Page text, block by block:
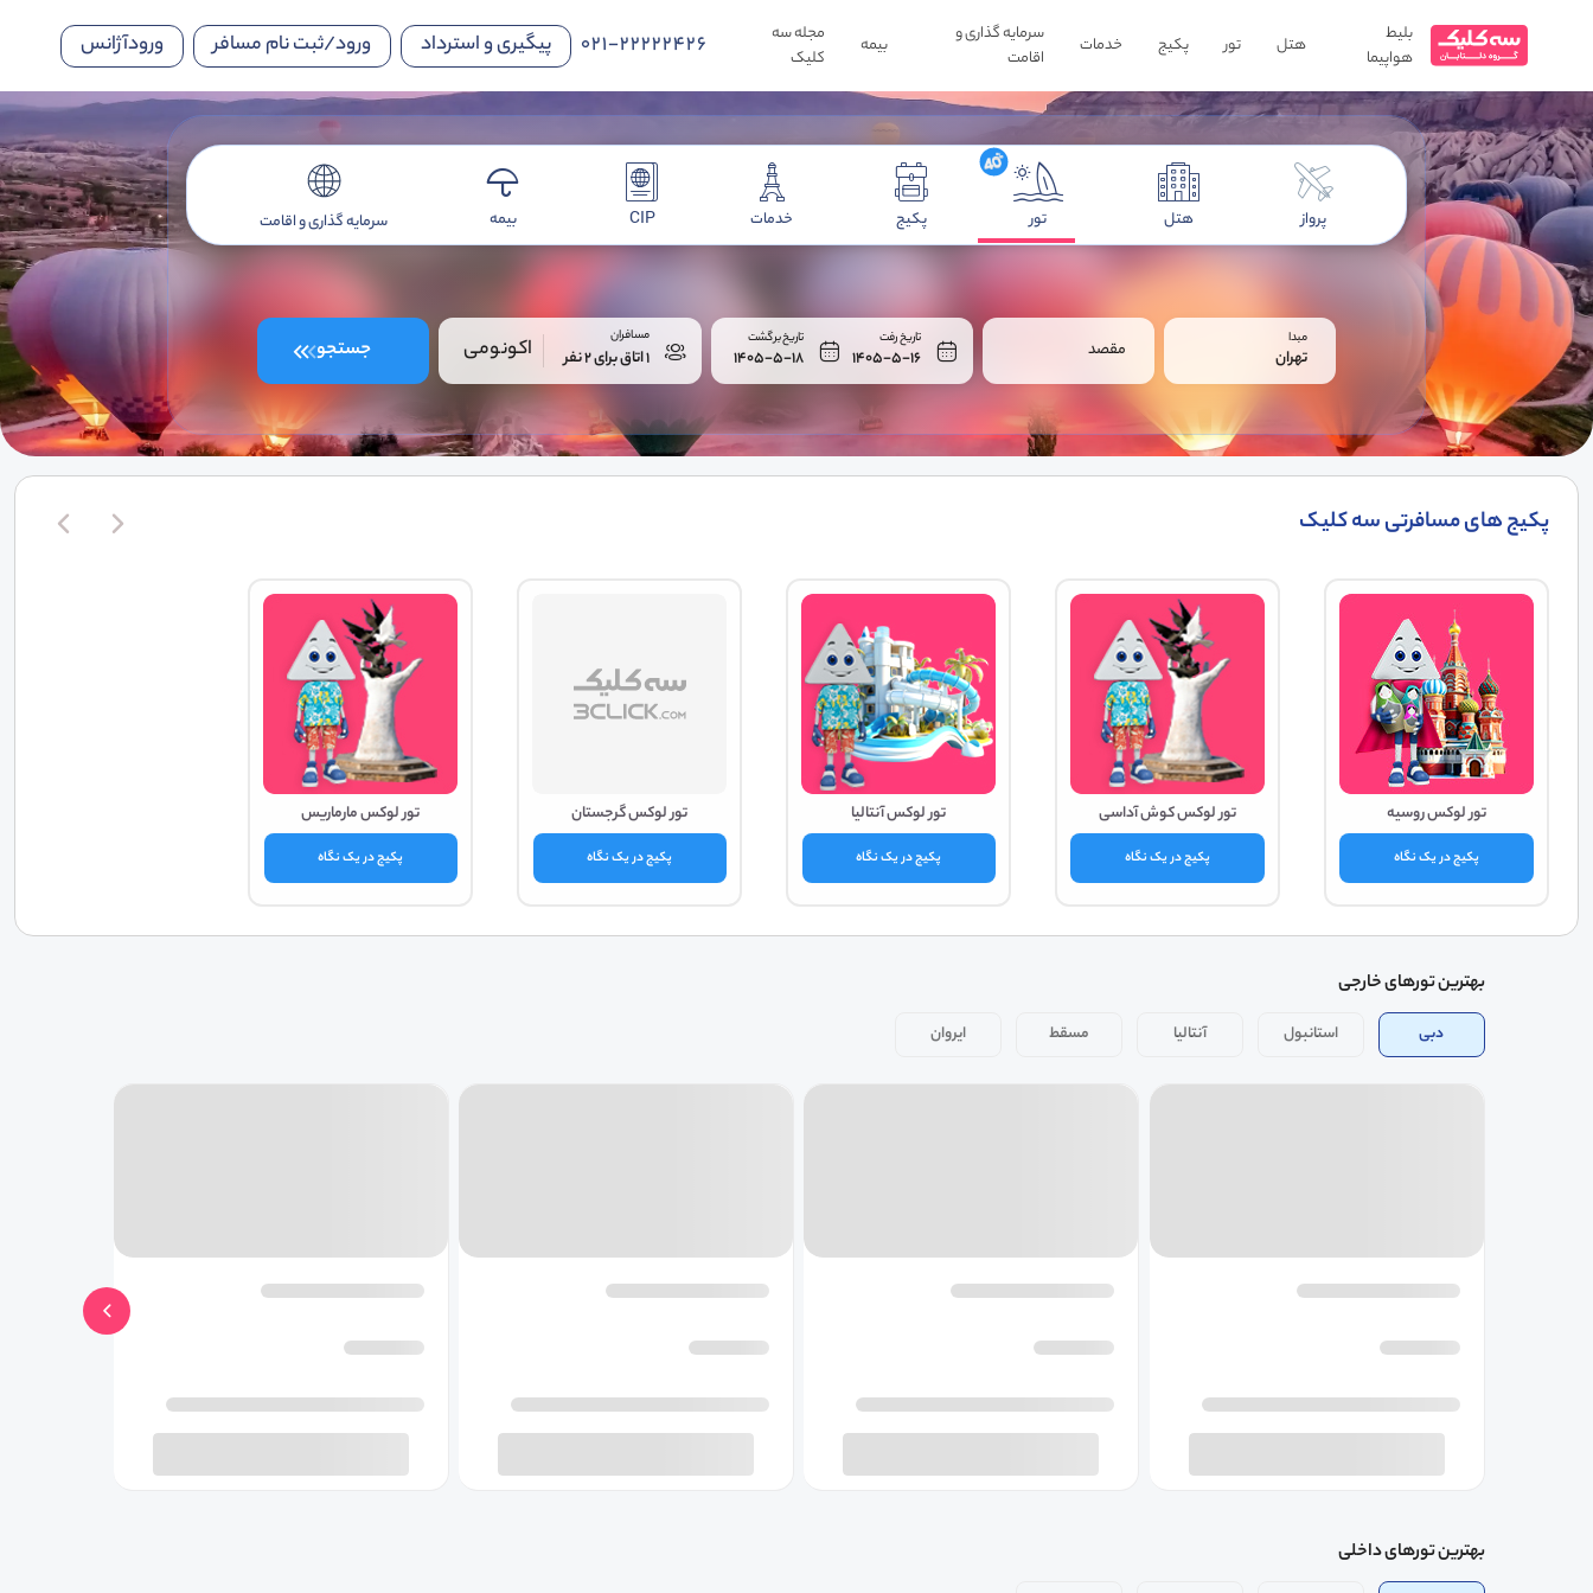
بلیط
هواپیما
هتل تور پکیج خدمات
سرمایه گذاری و
اقامت
بیمه
مجله سه
کلیک
021-22222426 پیگیری و استرداد ورود/ثبت نام مسافر ورودآژانس
پرواز هتل تور پکیج خدمات CIP بیمه سرمایه گذاری و اقامت
مبدا
تهران مقصد
تاریخ رفت
1405-5-16
تاریخ برگشت
1405-5-18
مسافران
1 اتاق برای 2 نفر اکونومی جستجو
پکیج های مسافرتی سه کلیک
تور لوکس روسیه
پکیج در یک نگاه
تور لوکس کوش آداسی
پکیج در یک نگاه
تور لوکس آنتالیا
پکیج در یک نگاه
تور لوکس گرجستان
پکیج در یک نگاه
تور لوکس مارماریس
پکیج در یک نگاه
بهترین تورهای خارجی
دبی استانبول آنتالیا مسقط ایروان
بهترین تورهای داخلی